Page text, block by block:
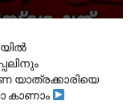
യാത്രക്കാരിയെ
കാണാം